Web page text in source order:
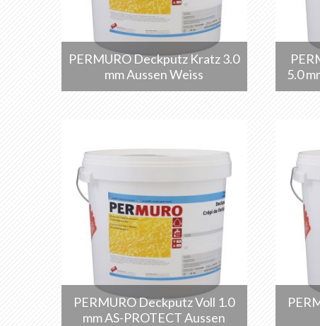
PERMURO Deckputz Kratz 3.0
mm Aussen Weiss
5.0
PERMURO Deckputz Voll 1.0
mm AS-PROTECT Aussen